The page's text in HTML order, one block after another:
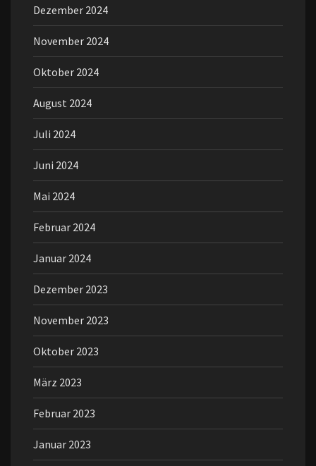
Dezember 2024
November 2024
Oktober 2024
August 2024
Juli 2024
Juni 2024
Mai 2024
Februar 2024
Januar 2024
Dezember 2023
November 2023
Oktober 2023
März 2023
Februar 2023
Januar 2023